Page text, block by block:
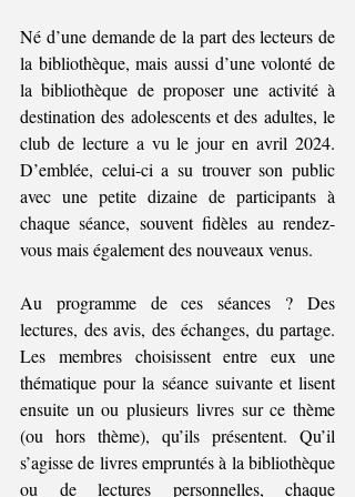
Né d’une demande de la part des lecteurs de
la bibliothèque, mais aussi d’une volonté de
la bibliothèque de proposer une activité à
destination des adolescents et des adultes, le
club de lecture a vu le jour en avril 2024.
D’emblée, celui-ci a su trouver son public
avec une petite dizaine de participants à
chaque séance, souvent fidèles au rendez-
vous mais également des nouveaux venus.
Au programme de ces séances ? Des
lectures, des avis, des échanges, du partage.
Les membres choisissent entre eux une
thématique pour la séance suivante et lisent
ensuite un ou plusieurs livres sur ce thème
(ou hors thème), qu’ils présentent. Qu’il
s’agisse de livres empruntés à la bibliothèque
ou de lectures personnelles, chaque